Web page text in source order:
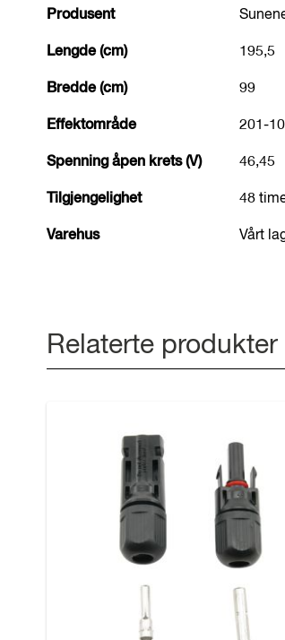
Produsent
Lengde (cm) 195,5
Bredde (cm) 99
Effektområde 201-
Spenning åpen krets (V) 46,45
Tilgjengelighet 48
Varehus Vårt
Relaterte produkter